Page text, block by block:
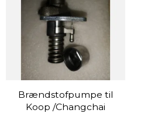
Brændstofpumpe til
Koop /Changchai